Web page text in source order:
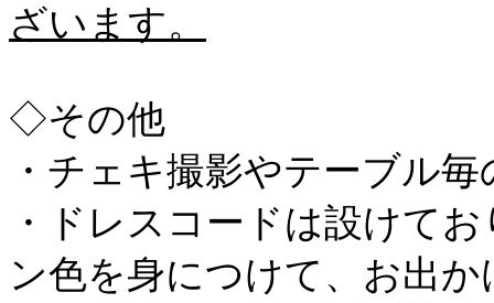
ざいます。
◇その他
・チェキ撮影やテーブル
・ドレスコードは設けて
ン色を身につけて、お出